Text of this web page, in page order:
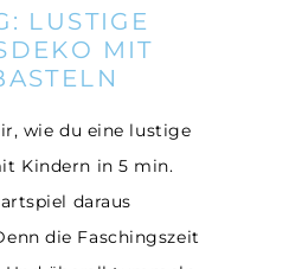
LUSTIGE
MIT
wie du eine lustige
Kindern in 5 min.
daraus
die Faschingszeit